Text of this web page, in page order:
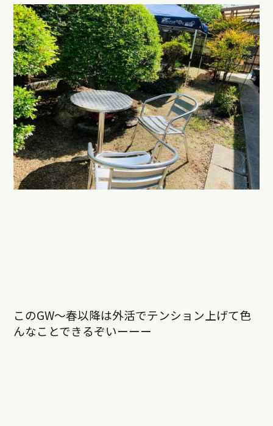
このGW〜春以降は外活でテンション上げて色
んなことできるぞいーーー